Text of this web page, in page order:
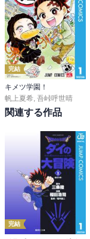
完結
キメツ学園！
帆上夏希 吾峠呼世晴
関連する作品
完結